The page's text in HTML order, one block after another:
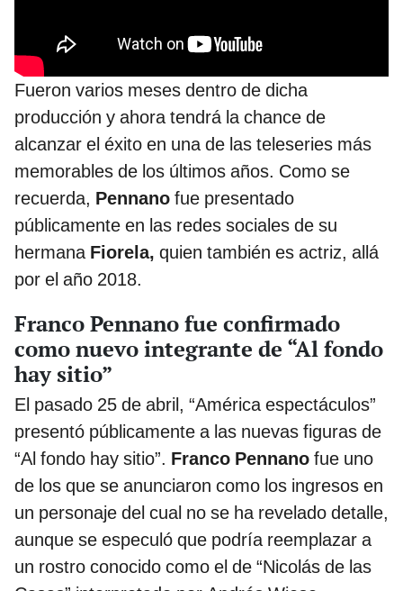
Fueron varios meses dentro de dicha
producción y ahora tendrá la chance de
alcanzar el éxito en una de las teleseries más
memorables de los últimos años. Como se
recuerda, Pennano fue presentado
públicamente en las redes sociales de su
hermana Fiorela, quien también es actriz, allá
por el año 2018.
Franco Pennano fue confirmado
como nuevo integrante de “Al fondo
hay sitio”
El pasado 25 de abril, “América espectáculos”
presentó públicamente a las nuevas figuras de
“Al fondo hay sitio”. Franco Pennano fue uno
de los que se anunciaron como los ingresos en
un personaje del cual no se ha revelado detalle,
aunque se especuló que podría reemplazar a
un rostro conocido como el de “Nicolás de las